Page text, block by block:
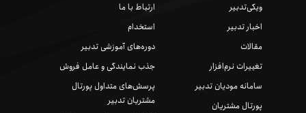
ویکی‌تدبیر
اخبار تدبیر
مقالات
تغییرات نرم‌افزار
سامانه مودیان تدبیر
پورتال مشتریان
ارتباط با ما
استخدام
دوره‌های آموزشی تدبیر
جذب نمایندگی و عامل فروش
پرسش‌های متداول پورتال
مشتریان تدبیر